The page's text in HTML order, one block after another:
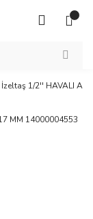
İzeltaş 1/2'' HAVALI